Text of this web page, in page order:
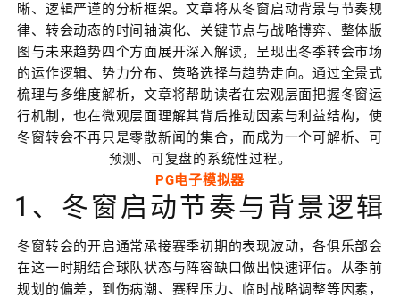
晰、逻辑严谨的分析框架。文章将从冬窗启动背景与节奏规
律、转会动态的时间轴演化、关键节点与战略博弈、整体版
图与未来趋势四个方面展开深入解读，呈现出冬季转会市场
的运作逻辑、势力分布、策略选择与趋势走向。通过全景式
梳理与多维度解析，文章将帮助读者在宏观层面把握冬窗运
行机制，也在微观层面理解其背后推动因素与利益结构，使
冬窗转会不再只是零散新闻的集合，而成为一个可解析、可
预测、可复盘的系统性过程。
PG电子模拟器
1、冬窗启动节奏与背景逻辑
冬窗转会的开启通常承接赛季初期的表现波动，各俱乐部会
在这一时期结合球队状态与阵容缺口做出快速评估。从季前
规划的偏差，到伤病潮、赛程压力、临时战略调整等因素，